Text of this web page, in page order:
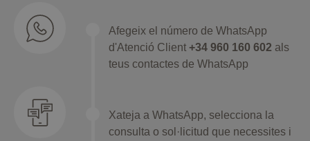
Afegeix el número de WhatsApp
d'Atenció Client +34 960 160 602 als
teus contactes de WhatsApp
Xateja a WhatsApp, selecciona la
consulta o sol·licitud que necessites i